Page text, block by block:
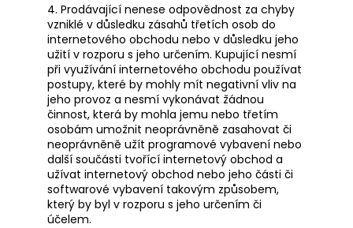
4. Prodávající nenese odpovědnost za chyby
vzniklé v důsledku zásahů třetích osob do
internetového obchodu nebo v důsledku jeho
užití v rozporu s jeho určením. Kupující nesmí
při využívání internetového obchodu používat
postupy, které by mohly mít negativní vliv na
jeho provoz a nesmí vykonávat žádnou
činnost, která by mohla jemu nebo třetím
osobám umožnit neoprávněně zasahovat či
neoprávněně užít programové vybavení nebo
další součásti tvořící internetový obchod a
užívat internetový obchod nebo jeho části či
softwarové vybavení takovým způsobem,
který by byl v rozporu s jeho určením či
účelem.